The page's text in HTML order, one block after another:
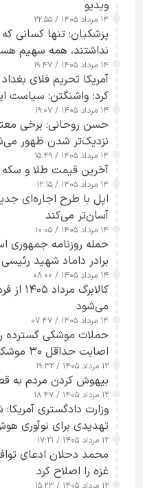
ویدیو
۱۴ مرداد ۱۴۰۵ / ۲۲:۵۵
پزشکیان: تنها کسانی که
نداشتند، همه سهیم
۱۴ مرداد ۱۴۰۵ / ۱۹:۴۷
آمریکا تحریم فلای
کرد؛ واشنگتن: سیاست
۱۴ مرداد ۱۴۰۵ / ۱۹:۰۷
حسن روحانی: برخی
نزدیک‌تر شدن ظهور
۱۴ مرداد ۱۴۰۵ / ۱۵:۴۹
آخرین قیمت طلا و سکه در 14 مرداد+
۱۴ مرداد ۱۴۰۵ / ۱۲:۱۵
اپل با طرح اجاره‌ای
آسان‌تر می‌کند
۱۴ مرداد ۱۴۰۵ / ۱۰:۰۵
حمله روزنامه جمهوری
برادر داماد شهید رئیسی
۱۴ مرداد ۱۴۰۵ / ۰۸:۰۰
می‌شود
۱۴ مرداد ۱۴۰۵ / ۰۷:۴۷
حملات موشکی گسترده
اصابت حداقل ۳۰ موشک بالستیک+ ویدیو
۱۲ مرداد ۱۴۰۵ / ۱۹:۳۲
بیهوش کردن مردم به
۱۲ مرداد ۱۴۰۵ / ۱۸:۴۷
تهدیدی برای نوآوری
۱۲ مرداد ۱۴۰۵ / ۱۷:۲۱
محمد دحلان ادعای
غزه را اصلاح کرد